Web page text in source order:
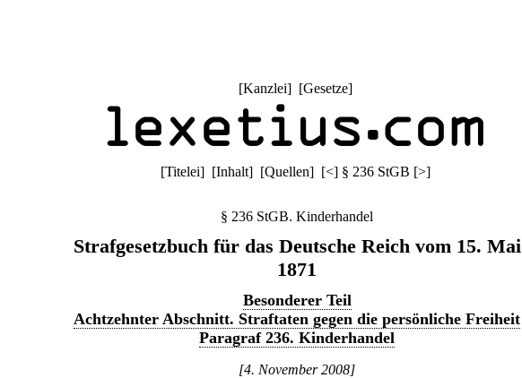
[Kanzlei] [Gesetze]
[Titelei] [Inhalt] [Quellen] [<] § 236 StGB [>]
§ 236 StGB. Kinderhandel
Strafgesetzbuch für das Deutsche Reich vom 15. Mai
1871
Besonderer Teil
Achtzehnter Abschnitt. Straftaten gegen die persönliche Freiheit
Paragraf 236. Kinderhandel
[4. November 2008]